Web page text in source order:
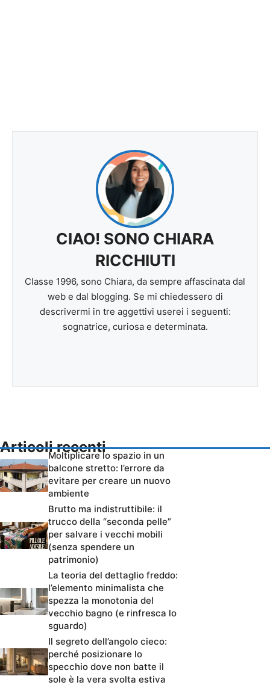
CIAO! SONO CHIARA
RICCHIUTI
Classe 1996, sono Chiara, da sempre affascinata dal
web e dal blogging. Se mi chiedessero di
descrivermi in tre aggettivi userei i seguenti:
sognatrice, curiosa e determinata.
Articoli recenti
Moltiplicare lo spazio in un
balcone stretto: l’errore da
evitare per creare un nuovo
ambiente
Brutto ma indistruttibile: il
trucco della “seconda pelle”
per salvare i vecchi mobili
(senza spendere un
patrimonio)
La teoria del dettaglio freddo:
l’elemento minimalista che
spezza la monotonia del
vecchio bagno (e rinfresca lo
sguardo)
Il segreto dell’angolo cieco:
perché posizionare lo
specchio dove non batte il
sole è la vera svolta estiva